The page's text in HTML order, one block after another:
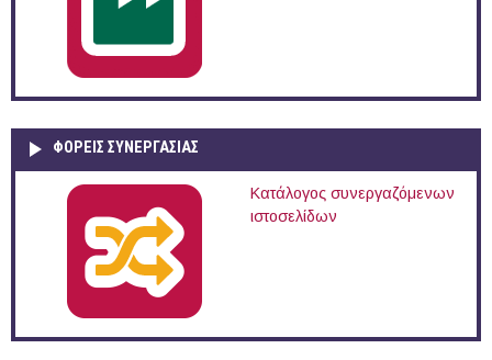
ΦΟΡΕΙΣ ΣΥΝΕΡΓΑΣΙΑΣ
Κατάλογος συνεργαζόμενων
ιστοσελίδων